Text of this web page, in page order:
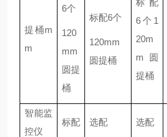
提桶m
m
6个
120
mm
圆提
桶
标配6个
120mm
圆提桶
标配
6个1
20m
m圆
提桶
智能监
控仪
标配 选配 选配